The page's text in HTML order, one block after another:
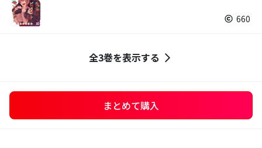
660
全3巻を表示する
まとめて購入